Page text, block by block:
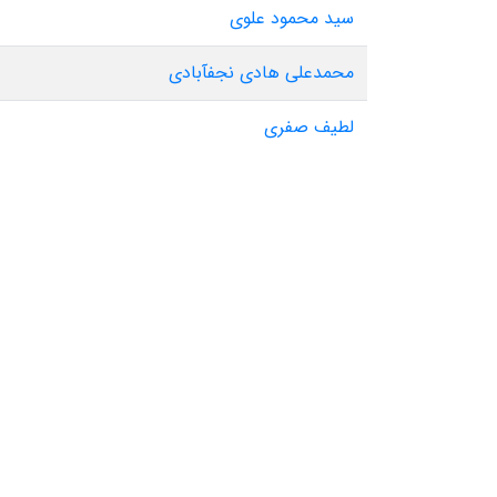
سید محمود علوی
محمدعلی هادی نجفآبادی
لطیف صفری